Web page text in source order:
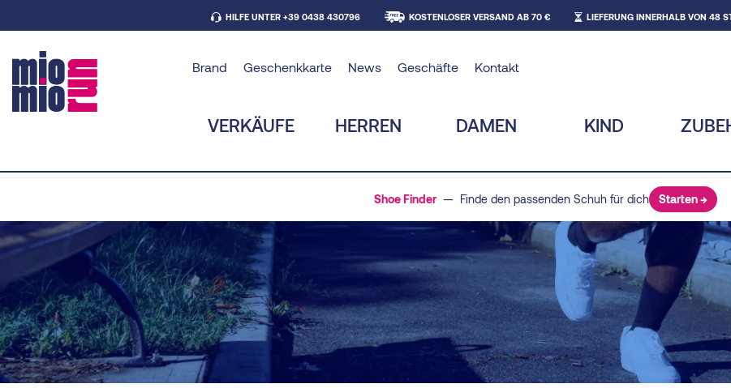
HILFE UNTER +39 0438 430796 KOSTENLOSER VERSAND AB 70 € LIEFERUNG INNERHALB VON 48
Brand Geschenkkarte News Geschäfte Kontakt
VERKÄUFE HERREN DAMEN KIND
Shoe Finder— Finde den passenden Schuh für dich Starten →